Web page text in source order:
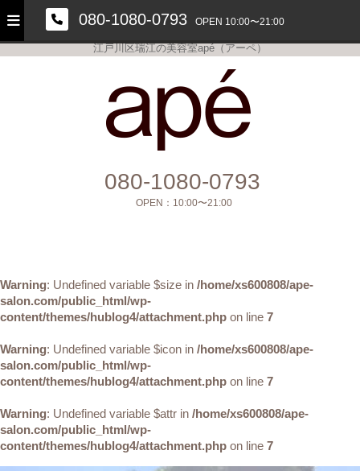
江戸川区瑞江の美容室apé（アーペ）
080-1080-0793
OPEN： 10:00〜21:00
080-1080-0793 OPEN 10:00〜21:00
Warning: Undefined variable $size in /home/xs600808/ape-
salon.com/public_html/wp-
content/themes/hublog4/attachment.php on line 7
Warning: Undefined variable $icon in /home/xs600808/ape-
salon.com/public_html/wp-
content/themes/hublog4/attachment.php on line 7
Warning: Undefined variable $attr in /home/xs600808/ape-
salon.com/public_html/wp-
content/themes/hublog4/attachment.php on line 7